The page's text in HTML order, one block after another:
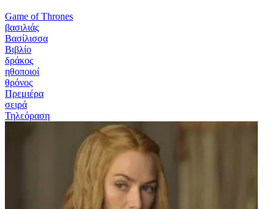
Game of Thrones
βασιλιάς
Βασίλισσα
Βιβλίο
δράκος
ηθοποιοί
θρόνος
Πρεμιέρα
σειρά
Τηλεόραση